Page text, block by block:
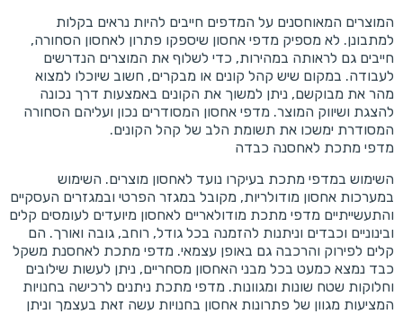
המוצרים המאוחסנים על המדפים חייבים להיות נראים בקלות
למתבונן. לא מספיק מדפי אחסון שיספקו פתרון לאחסון הסחורה,
חייבים גם לראותה במהירות, כדי לשלוף את המוצרים הנדרשים
לעבודה. במקום שיש קהל קונים או מבקרים, חשוב שיוכלו למצוא
מהר את מבוקשם, ניתן למשוך את הקונים באמצעות דרך נכונה
להצגת ושיווק המוצר. מדפי אחסון המסודרים נכון ועליהם הסחורה
המסודרת ימשכו את תשומת הלב של קהל הקונים.
מדפי מתכת לאחסנה כבדה
השימוש במדפי מתכת בעיקרו נועד לאחסון מוצרים. השימוש
במערכות אחסון מודולריות, מקובל במגזר הפרטי ובמגזרים העסקיים
והתעשייתיים מדפי מתכת מודולאריים לאחסון מיועדים לעומסים קלים
ובינוניים וכבדים וניתנות להזמנה בכל גודל, רוחב, גובה ואורך. הם
קלים לפירוק והרכבה גם באופן עצמאי. מדפי מתכת לאחסנת משקל
כבד נמצא כמעט בכל מבני האחסון מסחריים, ניתן לעשות שילובים
וחלוקות שטח שונות ומגוונות. מדפי מתכת ניתנים לרכישה בחנויות
המציעות מגוון של פתרונות אחסון בחנויות עשה זאת בעצמך וניתן